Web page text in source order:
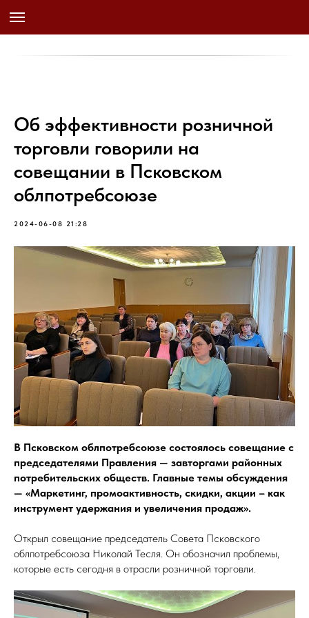
Об эффективности розничной
торговли говорили на
совещании в Псковском
облпотребсоюзе
2024-06-08 21:28
В Псковском облпотребсоюзе состоялось совещание с
председателями Правления — завторгами районных
потребительских обществ. Главные темы обсуждения
— «Маркетинг, промоактивность, скидки, акции – как
инструмент удержания и увеличения продаж».
Открыл совещание председатель Совета Псковского
облпотребсоюза Николай Тесля. Он обозначил проблемы,
которые есть сегодня в отрасли розничной торговли.